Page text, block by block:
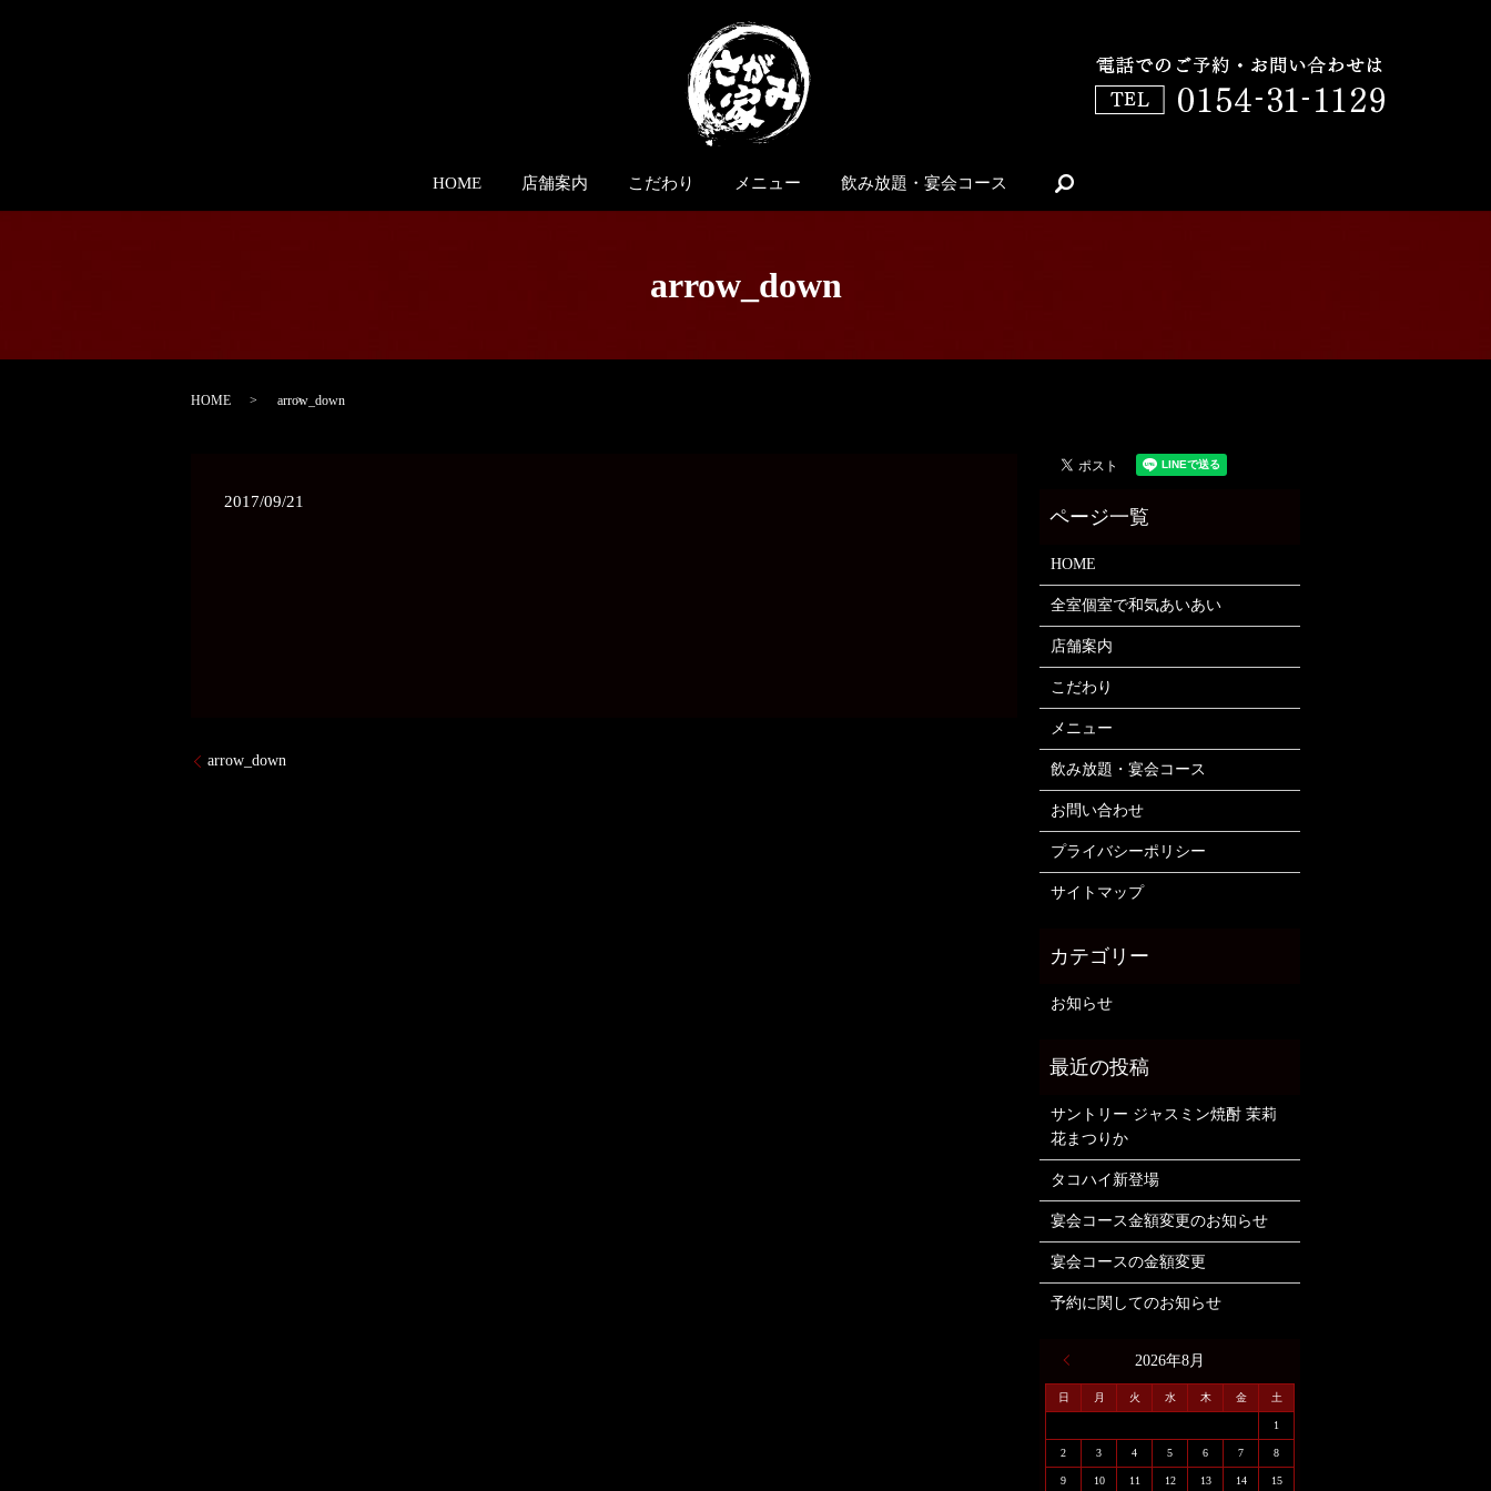
HOME 店舗案内 こだわり メニュー 飲み放題・宴会コース
arrow_down
HOME arrow_down
2017/09/21
arrow_down
HOME
全室個室で和気あいあい
店舗案内
こだわり
メニュー
飲み放題・宴会コース
お問い合わせ
プライバシーポリシー
サイトマップ
お知らせ
サントリー ジャスミン焼酎 茉莉
花まつりか
タコハイ新登場
宴会コース金額変更のお知らせ
宴会コースの金額変更
予約に関してのお知らせ
2026年8月
日 月 火 水 木 金 土
1
2 3 4 5 6 7 8
9 10 11 12 13 14 15